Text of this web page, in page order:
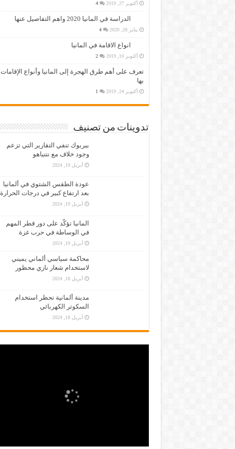
أكتوبر 27, 2019 4
الدراسة في المانيا 2020 واهم التفاصيل عنها
يناير 28, 2020 4
انواع الاقامة في المانيا
أكتوبر 10, 2019 2
تعرف على أهم طرق الهجرة إلى المانيا وأنواع الإقامات
بها
أكتوبر 24, 2019 1
تدوينات من تصنيف
بيربوك تنفي التقارير التي تزعم
وجود خلاف مع نتنياهو
أبريل 19, 2024
عودة الطقس الشتوي في ألمانيا
بعد ارتفاع كبير في درجات الحرارة
أبريل 19, 2024
المانيا تؤكّد على دور قطر المهم
في الوساطة في حرب غزة
أبريل 19, 2024
محاكمة سياسي ألماني يميني
لاستخدام شعار نازي محظور
أبريل 18, 2024
مدينة ألمانية تحظر استخدام
السكوتر الكهربائي
أبريل 18, 2024